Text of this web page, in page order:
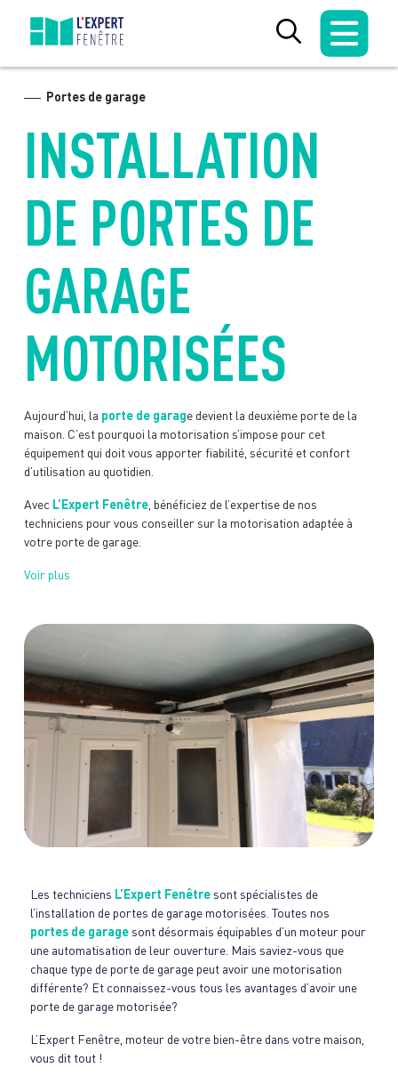
content
Portes de garage
INSTALLATION
DE PORTES DE
GARAGE
MOTORISÉES
Aujourd’hui, la porte de garage devient la deuxième porte de la
maison. C’est pourquoi la motorisation s’impose pour cet
équipement qui doit vous apporter fiabilité, sécurité et confort
d’utilisation au quotidien
Avec L’Expert Fenêtre, bénéficiez de l’expertise de nos
techniciens pour vous conseiller sur la motorisation adaptée à
votre porte de garage.
Voir plus
Les techniciens L’Expert Fenêtresont spécialistes de
l’installation de portes de garage motorisées. Toutes nos
portes de garagesont désormais équipables d’un moteur pour
une automatisation de leur ouverture. Mais saviez-vous que
chaque type de porte de garage peut avoir une motorisation
différente? Et connaissez-vous tous les avantages d’avoir une
porte de garage motorisée?
L’Expert Fenêtre, moteur de votre bien-être dans votre maison,
vous dit tout !